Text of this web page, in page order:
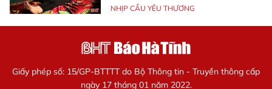
NHỊP CẦU YÊU THƯƠNG
Giấy phép số: 15/GP-BTTTT do Bộ Thông tin - Truyền thông cấp
ngày 17 tháng 01 năm 2022.